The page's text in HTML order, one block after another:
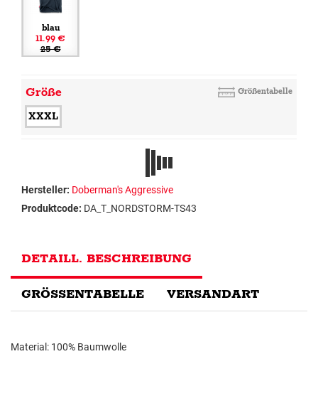
blau
11.99 €
25 €
Größe Größentabelle
XXXL
Hersteller: Doberman's Aggressive
Produktcode: DA_T_NORDSTORM-TS43
DETAILL. BESCHREIBUNG
GRÖSSENTABELLE VERSANDART
Material: 100% Baumwolle